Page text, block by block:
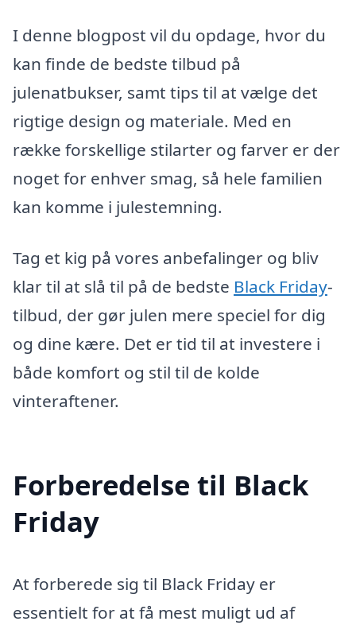
I denne blogpost vil du opdage, hvor du
kan finde de bedste tilbud på
julenatbukser, samt tips til at vælge det
rigtige design og materiale. Med en
række forskellige stilarter og farver er der
noget for enhver smag, så hele familien
kan komme i julestemning.
Tag et kig på vores anbefalinger og bliv
klar til at slå til på de bedste Black Friday-
tilbud, der gør julen mere speciel for dig
og dine kære. Det er tid til at investere i
både komfort og stil til de kolde
vinteraftener.
Forberedelse til Black
Friday
At forberede sig til Black Friday er
essentielt for at få mest muligt ud af